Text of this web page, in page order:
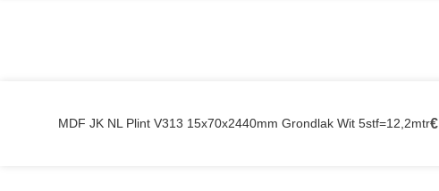
MDF JK NL Plint V313 15x70x2440mm Grondlak Wit 5stf=12,2mtr€